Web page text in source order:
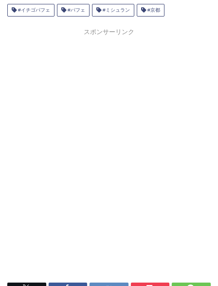
#イチゴパフェ #パフェ #ミシュラン #京都
スポンサーリンク